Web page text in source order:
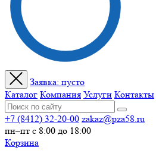
Заявка:пусто
Каталог Компания Услуги Контакты
+7 (8412) 32-20-00 zakaz@pza58.ru
пн–пт с 8:00 до 18:00
Корзина